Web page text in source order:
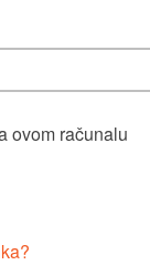
ovom računalu